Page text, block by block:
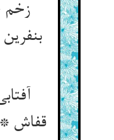
زخم
قفاش